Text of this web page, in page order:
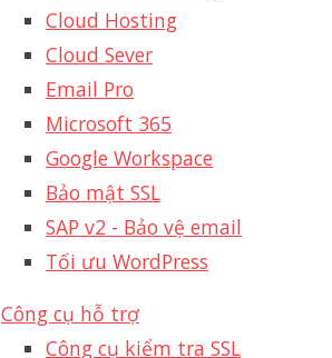
Cloud Hosting
Cloud Sever
Email Pro
Microsoft 365
Google Workspace
Bảo mật SSL
SAP v2 - Bảo vệ email​
Tối ưu WordPress
Công cụ hỗ trợ
Công cụ kiểm tra SSL